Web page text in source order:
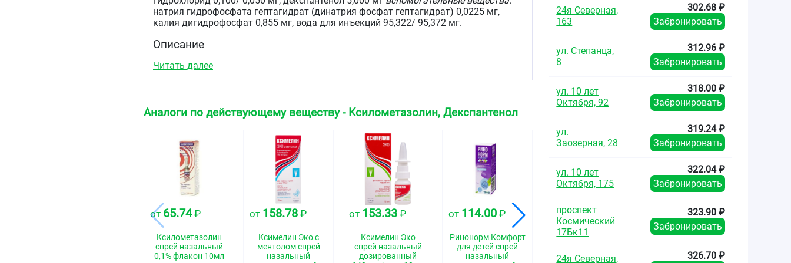
натрия гидрофосфата гептагидрат (динатрия фосфат гептагидрат) 0,0225 мг,
калия дигидрофосфат 0,855 мг, вода для инъекций 95,322/ 95,372 мг.
Описание
Прозрачный почти бесцветный раствор.
Фармакотерапевтическая группа
R01AB06
Фармакологические свойства
Фармакодинамика
Ксилометазолин относится к группе местных сосудосуживающих средств
(деконгестантов) с альфа-адреномиметической активностью, вызывает сужение
кровеносных сосудов слизистой оболочки полости носа, восстанавливает
проходимость носовых ходов, облегчает носовое дыхание. Действие препарата
обычно наступает через несколько минут после его применения и продолжается
до 10 часов.
Читать далее
Аналоги по действующему веществу - Ксилометазолин, Декспантенол
от 65.74₽
Ксилометазолин
спрей назальный
0,1% флакон 10мл
от 158.78 ₽
Ксимелин Эко с
ментолом спрей
назальный
от 153.33 ₽
Ксимелин Эко
спрей назальный
дозированный
от 114.00 ₽
Ринонорм Комфорт
для детей спрей
назальный
от388.74₽
Риномарис
назальный
425.83₽
Наксимин спрей
дозированный
24я Северная,
163
302.68 ₽
Забронировать
ул. Степанца,
8
312.96 ₽
Забронировать
ул. 10 лет
Октября, 92
318.00 ₽
Забронировать
ул.
Заозерная, 28
319.24 ₽
Забронировать
ул. 10 лет
Октября, 175
322.04 ₽
Забронировать
проспект
Космический
17Бк11
323.90 ₽
Забронировать
24я Северная,
326.70 ₽